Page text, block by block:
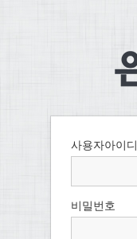
사용자아이디
비밀번호